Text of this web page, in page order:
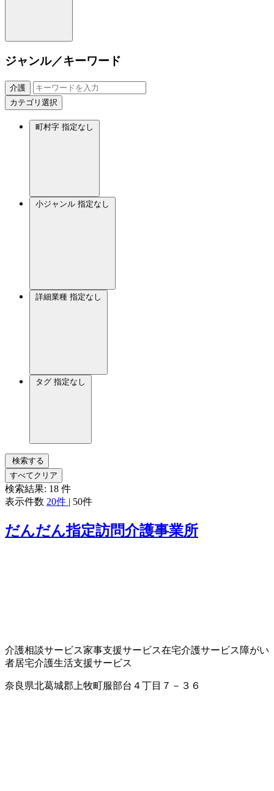
ジャンル／キーワード
介護
カテゴリ選択
町村字 指定なし
小ジャンル 指定なし
詳細業種 指定なし
タグ 指定なし
検索する
すべてクリア
検索結果: 18 件
表示件数 20件 | 50件
だんだん指定訪問介護事業所
介護相談サービス家事支援サービス在宅介護サービス障がい
者居宅介護生活支援サービス
奈良県北葛城郡上牧町服部台４丁目７－３６